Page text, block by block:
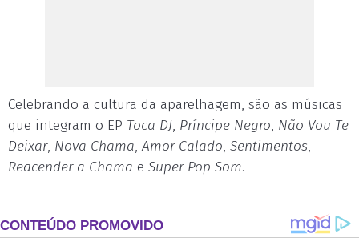
Celebrando a cultura da aparelhagem, são as músicas
que integram o EP Toca DJ, Príncipe Negro, Não Vou Te
Deixar, Nova Chama,Amor Calado, Sentimentos,
Reacender a Chama e Super Pop Som.